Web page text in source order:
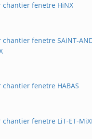
chantier fenetre HiNX
chantier fenetre SAiNT-
chantier fenetre HABAS
chantier fenetre LiT-ET-